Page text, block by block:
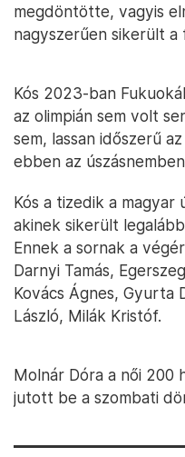
megdöntötte, vagyis
nagyszerűen sikerült a
Kós 2023-ban
az olimpián sem volt
sem, lassan időszerű
ebben az
Kós a tizedik a
akinek sikerült
Ennek a sornak a
Darnyi Tamás,
Kovács Ágnes, Gyurta
László, Milák Kristóf.
Molnár Dóra a női 200
jutott be a szombati